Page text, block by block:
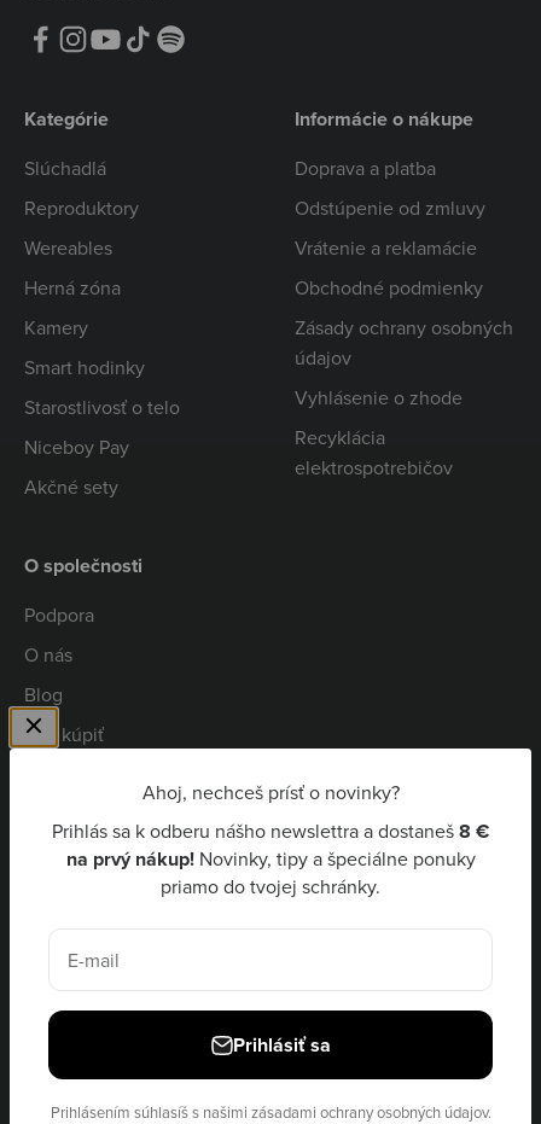
Ahoj, nechceš prísť o novinky?
Prihlás sa k odberu nášho newslettra a dostaneš8 €
na prvý nákup! Novinky, tipy a špeciálne ponuky
priamo do tvojej schránky.
E-mail
Prihlásiť sa
Prihlásením súhlasíš s našimi zásadami ochrany osobných údajov.
Kategórie
Slúchadlá
Reproduktory
Wereables
Herná zóna
Kamery
Smart hodinky
Starostlivosť o telo
Niceboy Pay
Akčné sety
Informácie o nákupe
Doprava a platba
Odstúpenie od zmluvy
Vrátenie a reklamácie
Obchodné podmienky
Zásady ochrany osobných
údajov
Vyhlásenie o zhode
Recyklácia
elektrospotrebičov
O společnosti
Podpora
O nás
Blog
Kde kúpiť
Niceboy Pay
EUR €
© 2026, Niceboy · site by Ecommerce Pot